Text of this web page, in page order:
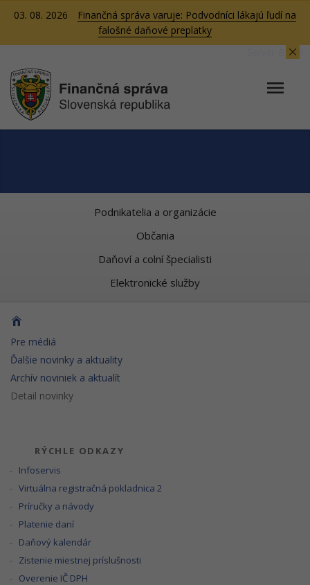
03. 08. 2026
Finančná správa varuje: Podvodníci lákajú ľudí na
falošné daňové preplatky
Server BB04
Podnikatelia a organizácie
Občania
Daňoví a colní špecialisti
Elektronické služby
Pre médiá
Ďalšie novinky a aktuality
Archív noviniek a aktualít
Detail novinky
RÝCHLE ODKAZY
Infoservis
Virtuálna registračná pokladnica 2
Príručky a návody
Platenie daní
Daňový kalendár
Zistenie miestnej príslušnosti
Overenie IČ DPH